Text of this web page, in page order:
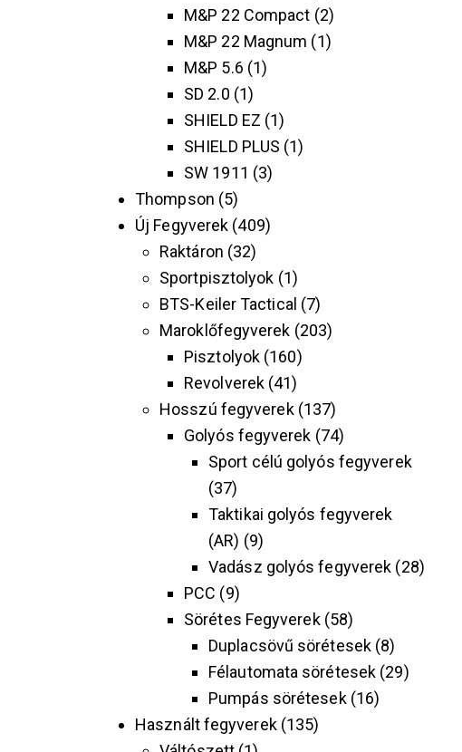
M&P 22 Compact 2
M&P 22 Magnum
1
M&P 5.6 1
SD 2.0 1
SHIELD EZ 1
SHIELD PLUS 1
SW 1911
3
Thompson 5
Új Fegyverek 409
Raktáron 32
Sportpisztolyok 1
BTS-Keiler Tactical
7
Maroklőfegyverek 203
Pisztolyok 160
Revolverek 41
Hosszú fegyverek 137
Golyós fegyverek 74
Sport célú golyós fegyverek
37
Taktikai golyós fegyverek
(AR) 9
Vadász golyós fegyverek 28
PCC
9
Sörétes Fegyverek 58
Duplacsövű sörétesek 8
Félautomata sörétesek 29
Pumpás sörétesek 16
Használt fegyverek 135